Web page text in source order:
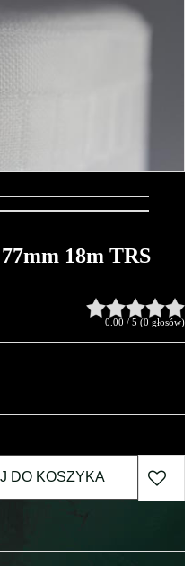
18m TRS
0.00 / 5 (0 głosów)
DO KOSZYKA